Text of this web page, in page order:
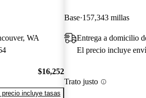
WA
$16,252
precio incluye tasas
Base 157,343 millas
Entrega a domicilio
El precio incluye
Trato justo